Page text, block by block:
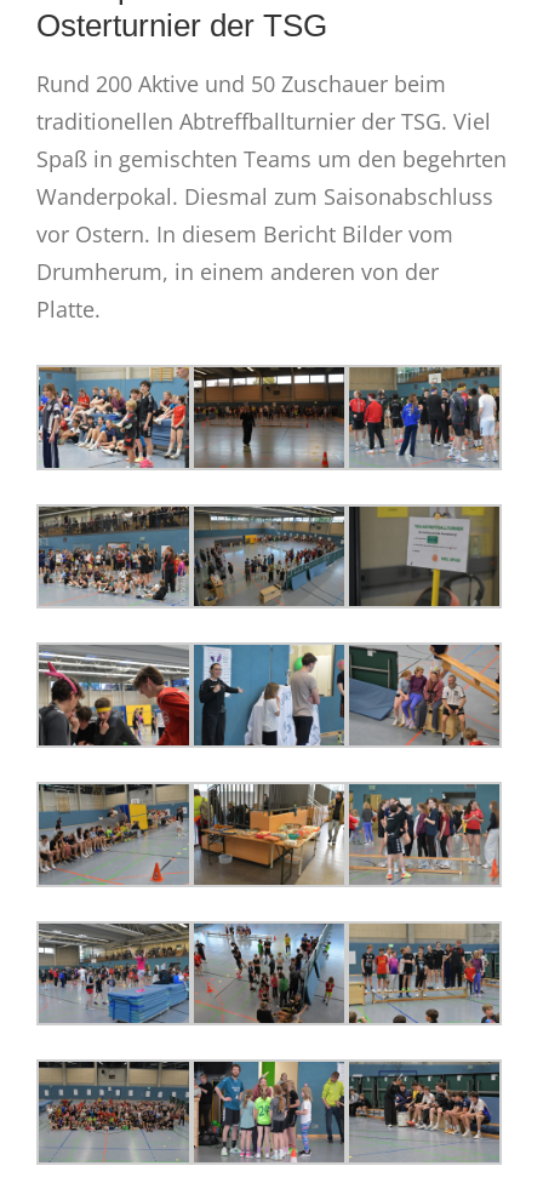
Osterturnier der TSG
Rund 200 Aktive und 50 Zuschauer beim
traditionellen Abtreffballturnier der TSG. Viel
Spaß in gemischten Teams um den begehrten
Wanderpokal. Diesmal zum Saisonabschluss
vor Ostern. In diesem Bericht Bilder vom
Drumherum, in einem anderen von der
Platte.